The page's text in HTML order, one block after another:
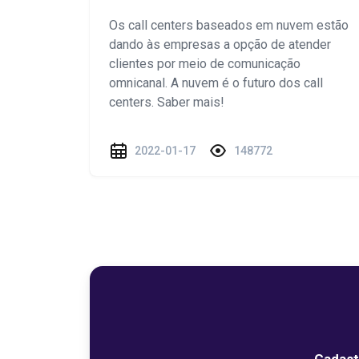
Os call centers baseados em nuvem estão
dando às empresas a opção de atender
clientes por meio de comunicação
omnicanal. A nuvem é o futuro dos call
centers. Saber mais!
2022-01-17 148772